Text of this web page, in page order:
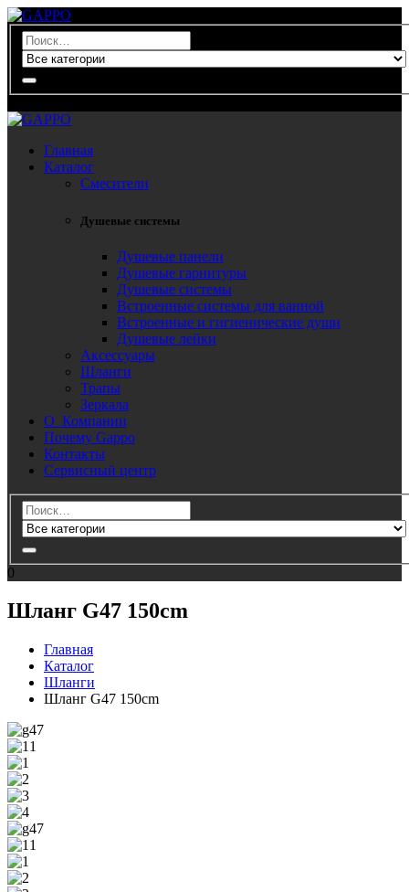
Главная
Каталог
Смесители
Душевые системы
Душевые панели
Душевые гарнитуры
Душевые системы
Встроенные системы для ванной
Встроенные и гигиенические души
Душевые лейки
Аксессуары
Шланги
Трапы
Зеркала
О Компании
Почему Gappo
Контакты
Сервисный центр
0
Шланг G47 150cm
Главная
Каталог
Шланги
Шланг G47 150cm